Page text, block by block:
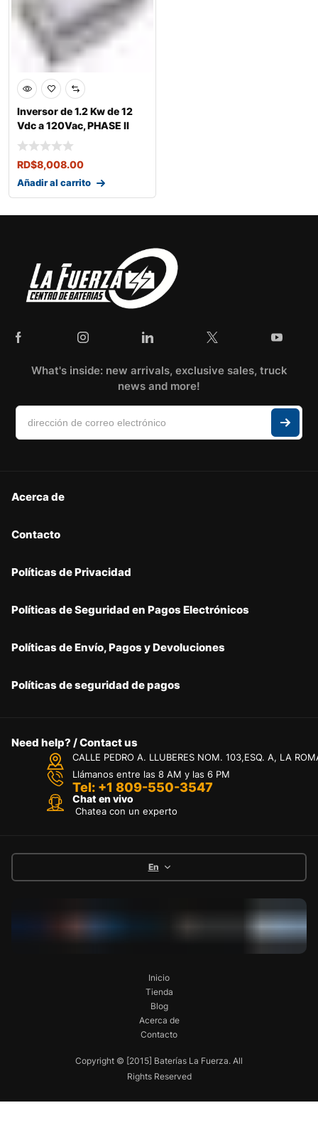
Inversor de 1.2 Kw de 12
Vdc a 120Vac, PHASE II
RD$8,008.00
Añadir al carrito
What's inside: new arrivals, exclusive sales, truck
news and more!
Acerca de
Contacto
Políticas de Privacidad
Políticas de Seguridad en Pagos Electrónicos
Políticas de Envío, Pagos y Devoluciones
Políticas de seguridad de pagos
Need help? / Contact us
CALLE PEDRO A. LLUBERES NOM. 103,ESQ. A, LA
Llámanos entre las 8 AM y las 6 PM
Tel: +1 809-550-3547
Chat en vivo
Chatea con un experto
En
Copyright © [2015] Baterías La Fuerza. All
Rights Reserved
Inicio
Tienda
Blog
Acerca de
Contacto